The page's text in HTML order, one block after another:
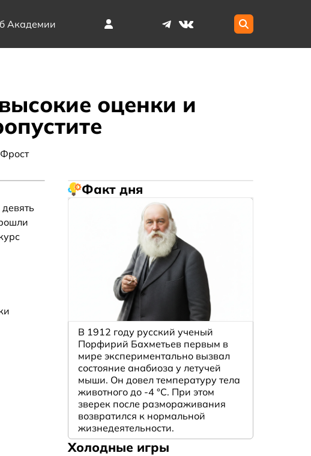
Академии
оценки и
Факт дня
В 1912 году русский ученый
Порфирий Бахметьев первым в
мире экспериментально вызвал
состояние анабиоза у летучей
мыши. Он довел температуру тела
животного до -4 °C. При этом
зверек после размораживания
возвратился к нормальной
жизнедеятельности.
Холодные игры